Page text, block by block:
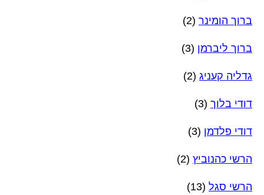
ברוך הומינר (2)
ברוך ליברמן (3)
גדליה קעניג (2)
דודי בלוך (3)
דודי פלדמן (3)
הרשי כהנוביץ (2)
הרשי סגל (13)